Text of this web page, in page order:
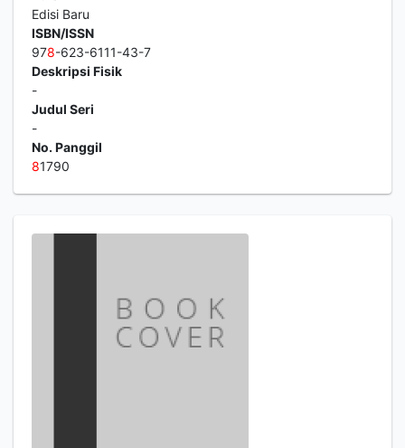
Edisi Baru
ISBN/ISSN
978-623-6111-43-7
Deskripsi Fisik
-
Judul Seri
-
No. Panggil
81790